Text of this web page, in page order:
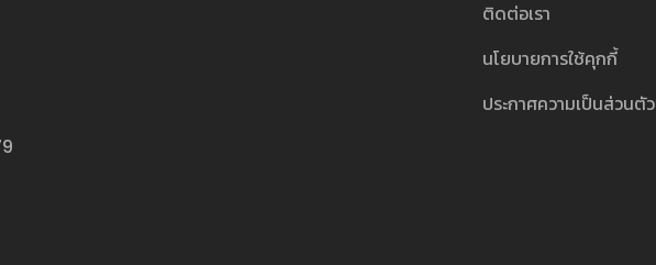
ติดต่อเรา
นโยบายการใช้คุกกี้
ประกาศความเป็นส่วนตัว